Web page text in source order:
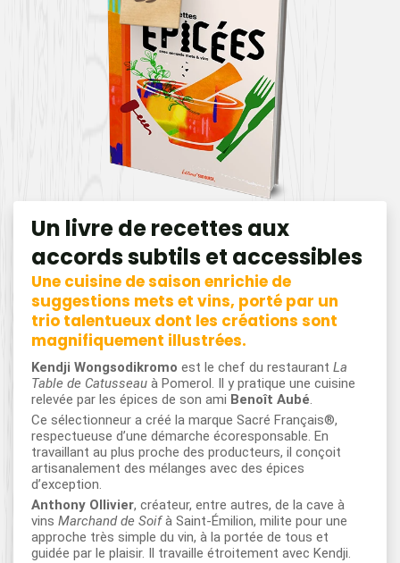
Un livre de recettes aux
accords subtils et accessibles
Une cuisine de saison enrichie de
suggestions mets et vins, porté par un
trio talentueux dont les créations sont
magnifiquement illustrées.
Kendji Wongsodikromo est le chef du restaurant La
Table de Catusseau à Pomerol. Il y pratique une cuisine
relevée par les épices de son ami Benoît Aubé.
Ce sélectionneur a créé la marque Sacré Français®,
respectueuse d’une démarche écoresponsable. En
travaillant au plus proche des producteurs, il conçoit
artisanalement des mélanges avec des épices
d’exception.
Anthony Ollivier, créateur, entre autres, de la cave à
vins Marchand de Soifà Saint-Émilion, milite pour une
approche très simple du vin, à la portée de tous et
guidée par le plaisir. Il travaille étroitement avec Kendji.